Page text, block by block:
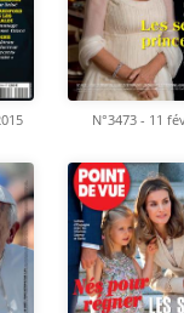
N°3473 - 11